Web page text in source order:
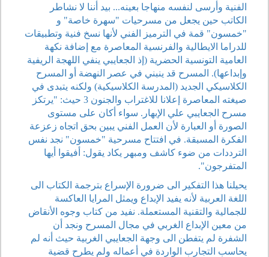
الفنية وأرسى لنفسه منهاجا بعينه... بيد أننا لا نشاطر
الكاتب حين يجعل من مسرحيات "سهرة خاصة" و
"خمسون" قمة في الترميز الفني لأنها نسخ فنية وتطبيقات
للدراما الايطالية والفرنسية المعاصرة مع إضافة نكهة
العامية التونسية الحضرية (إذ الجعايبي ينفي اللهجة الريفية
وإبداعها). المسرح قد ينبني في عصر النهضة أو المسرح
الكلاسيكي الجديد (المدرسة الكلاسيكية) ولكنه يتبدى في
صيغته المعاصرة إعلانا للاغتراب والجنون 3 حيث: "يرتكز
مسرح الجعايبي علي الإبهار. سواء أكان على مستوى
الصورة أو العبارة لأن العمل الفني يبين بحق اتجاه زعزعة
الفكرة المسبقة. في افتتاح مسرحية "خمسون" نجد نفس
الترددات من ضوء كاشف ومبهر يكاد يقول: أفيقوا أيها
المتفرجون".
يحيلنا هذا التفكير الى ضرورة الإسراع بترجمة الكتاب الى
اللغة العربية لأنه يفيد الإبداع ويمثل المرايا العاكسة
للجمالية والتقنية المستعملة. نفيد من كتاب وجوه الأنقاض
من معين الإبداع الغربي في مجال المسرح ونجد أن
الشفرة لم يتفطن الى وجهة الجعايبي الغربية حيث أنه لم
يحاسب التجارب الواردة في أعماله ولم يطرح قضية